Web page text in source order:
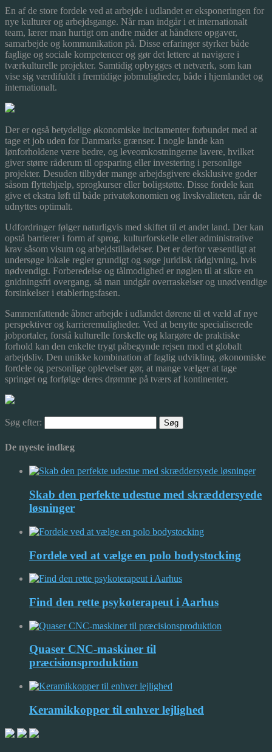
En af de store fordele ved at arbejde i udlandet er eksponeringen for
nye kulturer og arbejdsgange. Når man indgår i et internationalt
team, lærer man hurtigt om andre måder at håndtere opgaver,
samarbejde og kommunikation på. Disse erfaringer styrker både
faglige og sociale kompetencer og gør det lettere at navigere i
tværkulturelle projekter. Samtidig opbygges et netværk, som kan
vise sig værdifuldt i fremtidige jobmuligheder, både i hjemlandet og
internationalt.
Der er også betydelige økonomiske incitamenter forbundet med at
tage et job uden for Danmarks grænser. I nogle lande kan
lønforholdene være bedre, og leveomkostningerne lavere, hvilket
giver større råderum til opsparing eller investering i personlige
projekter. Desuden tilbyder mange arbejdsgivere eksklusive goder
såsom flyttehjælp, sprogkurser eller boligstøtte. Disse fordele kan
give et ekstra løft til både privatøkonomien og livskvaliteten, når de
udnyttes optimalt.
Udfordringer følger naturligvis med skiftet til et andet land. Der kan
opstå barrierer i form af sprog, kulturforskelle eller administrative
krav såsom visum og arbejdstilladelser. Det er derfor væsentligt at
undersøge lokale regler grundigt og søge juridisk rådgivning, hvis
nødvendigt. Forberedelse og tålmodighed er nøglen til at sikre en
gnidningsfri overgang, så man undgår overraskelser og unødvendige
forsinkelser i etableringsfasen.
Sammenfattende åbner arbejde i udlandet dørene til et væld af nye
perspektiver og karrieremuligheder. Ved at benytte specialiserede
jobportaler, forstå kulturelle forskelle og klargøre de praktiske
forhold kan den enkelte trygt påbegynde rejsen mod et globalt
arbejdsliv. Den unikke kombination af faglig udvikling, økonomiske
fordele og personlige oplevelser gør, at mange vælger at tage
springet og forfølge deres drømme på tværs af kontinenter.
Søg efter:
De nyeste indlæg
Skab den perfekte udestue med skræddersyede
løsninger
Fordele ved at vælge en polo bodystocking
Find den rette psykoterapeut i Aarhus
Quaser CNC-maskiner til
præcisionsproduktion
Keramikkopper til enhver lejlighed